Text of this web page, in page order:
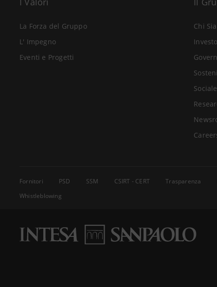
La Forza del Gruppo
L' Impegno
Eventi e Progetti
Chi
Sociale
Fornitori PSD SSM CSIRT - CERT Trasparenza
Whistleblowing